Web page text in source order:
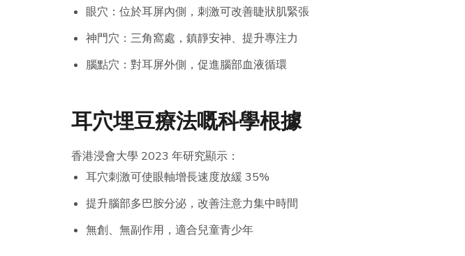
眼穴：位於耳屏內側，刺激可改善睫狀肌緊張
神門穴：三角窩處，鎮靜安神、提升專注力
腦點穴：對耳屏外側，促進腦部血液循環
耳穴埋豆療法嘅科學根據
香港浸會大學 2023 年研究顯示：
耳穴刺激可使眼軸增長速度放緩 35%
提升腦部多巴胺分泌，改善注意力集中時間
無創、無副作用，適合兒童青少年